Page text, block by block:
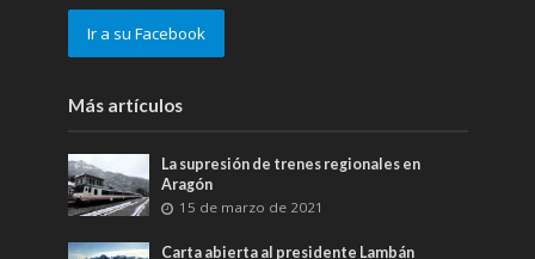
Ir a su Facebook
Más artículos
La supresión de trenes regionales en
Aragón
15 de marzo de 2021
Carta abierta al presidente Lambán